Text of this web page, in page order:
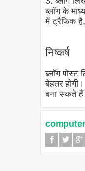
ब्लॉग के
में ट्रैफिक
निष्कर्ष
ब्लॉग
बेहतर
बना सकते